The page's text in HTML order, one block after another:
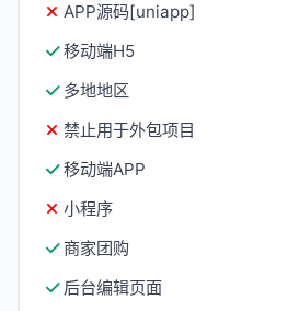
APP源码[uniapp]
移动端H5
多地地区
禁止用于外包项目
移动端APP
小程序
商家团购
后台编辑页面